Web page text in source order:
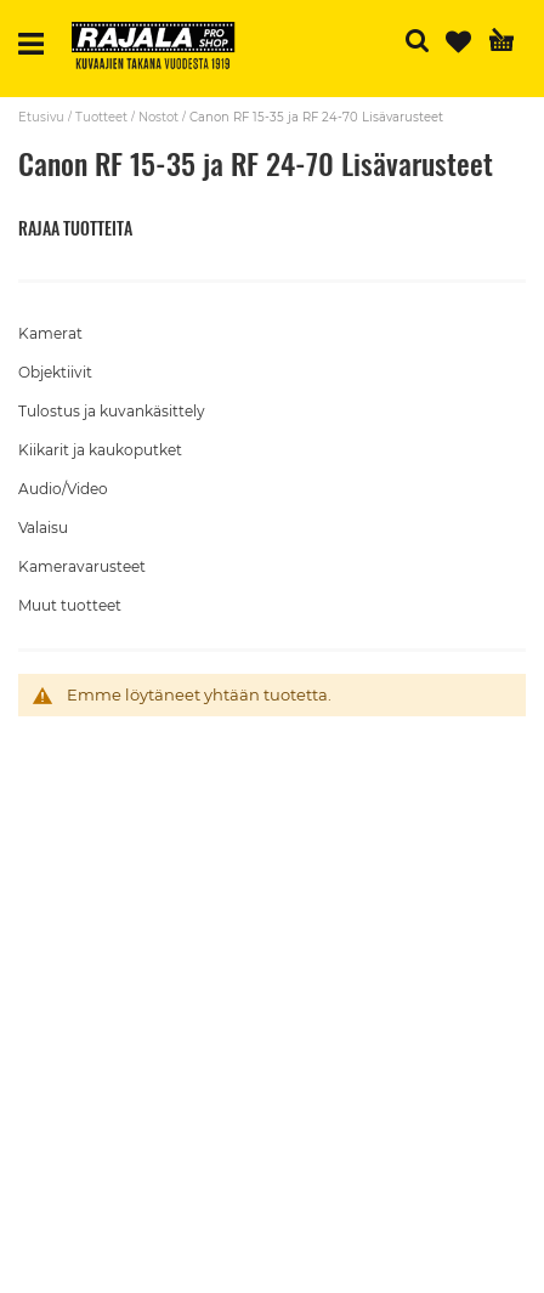
Etusivu Tuotteet Nostot Canon RF 15-35 ja RF 24-70 Lisävarusteet
Canon RF 15-35 ja RF 24-70 Lisävarusteet
Emme löytäneet yhtään tuotetta.
Kamerat
Objektiivit
Tulostus ja kuvankäsittely
Kiikarit ja kaukoputket
Audio/Video
Valaisu
Kameravarusteet
Muut tuotteet
RAJAA TUOTTEITA